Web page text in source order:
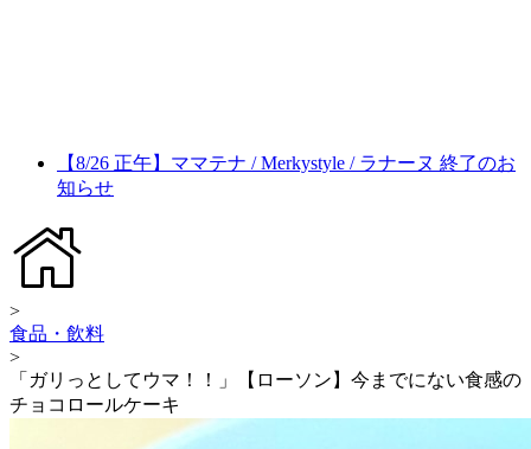
【8/26 正午】ママテナ / Merkystyle / ラナーヌ 終了のお
知らせ
>
食品・飲料
>
「ガリっとしてウマ！！」【ローソン】今までにない食感の
チョコロールケーキ